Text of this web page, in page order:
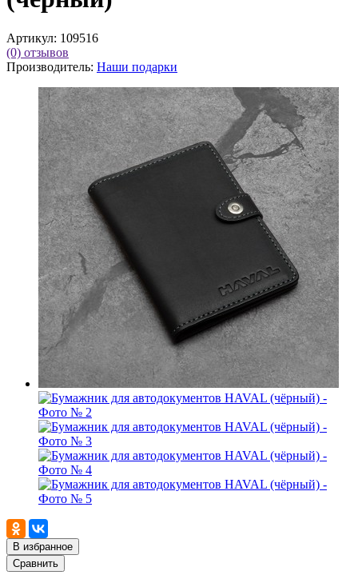
Артикул: 109516
(0) отзывов
Производитель: Наши подарки
В избранное
Сравнить